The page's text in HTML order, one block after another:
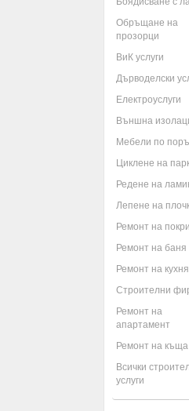
Обръщане на
прозорци
ВиК услуги
Дърводелски
Електроуслуги
Външна
Мебели по
Циклене на
Редене на
Лепене на
Ремонт на
Ремонт на баня
Ремонт на кухня
Строителни
Ремонт на
апартамент
Ремонт на къща
Всички
услуги